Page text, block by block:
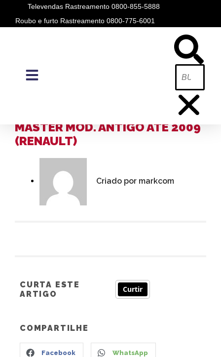
Televendas Rastreamento 0800-855-5888
Roubo e furto Rastreamento 0800-775-6001
INSTALAÇÃO ALARME KEYLESS –
MASTER MOD. ANTIGO ATÉ 2009
(RENAULT)
Criado por markcom
CURTA ESTE
ARTIGO
Curtir
COMPARTILHE
Facebook WhatsApp